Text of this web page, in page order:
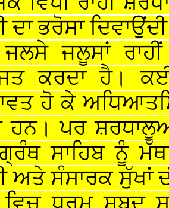
ਦਾ ਭਰੋਸਾ
ਜਲੂਸਾਂ
ਕਰਦਾ ਹੈ।
ਹੋ ਕੇ
ਹਨ। ਪਰ
ਸਾਹਿਬ ਨੂੰ
ਅਤੇ ਸੰਸਾਰਕ ਸੁੱਖਾਂ
ਵਿਚ ਧਰਮ ਸ਼ਬਦ